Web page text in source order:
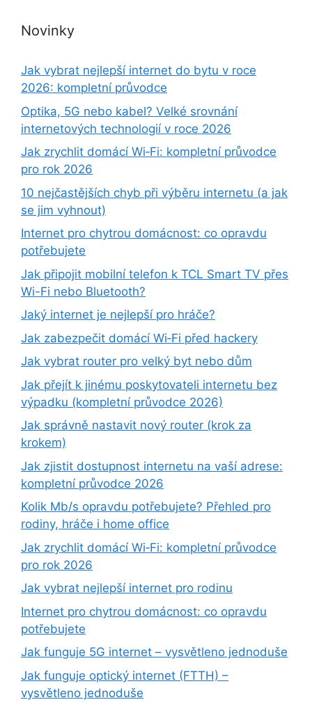
Novinky
Jak vybrat nejlepší internet do bytu v roce
2026: kompletní průvodce
Optika, 5G nebo kabel? Velké srovnání
internetových technologií v roce 2026
Jak zrychlit domácí Wi‑Fi: kompletní průvodce
pro rok 2026
10 nejčastějších chyb při výběru internetu (a jak
se jim vyhnout)
Internet pro chytrou domácnost: co opravdu
potřebujete
Jak připojit mobilní telefon k TCL Smart TV přes
Wi-Fi nebo Bluetooth?
Jaký internet je nejlepší pro hráče?
Jak zabezpečit domácí Wi‑Fi před hackery
Jak vybrat router pro velký byt nebo dům
Jak přejít k jinému poskytovateli internetu bez
výpadku (kompletní průvodce 2026)
Jak správně nastavit nový router (krok za
krokem)
Jak zjistit dostupnost internetu na vaší adrese:
kompletní průvodce 2026
Kolik Mb/s opravdu potřebujete? Přehled pro
rodiny, hráče i home office
Jak zrychlit domácí Wi‑Fi: kompletní průvodce
pro rok 2026
Jak vybrat nejlepší internet pro rodinu
Internet pro chytrou domácnost: co opravdu
potřebujete
Jak funguje 5G internet – vysvětleno jednoduše
Jak funguje optický internet (FTTH) –
vysvětleno jednoduše